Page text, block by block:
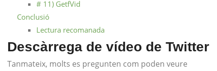
# 11) GetfVid
Conclusió
Lectura recomanada
Descàrrega de vídeo de Twitter
Tanmateix, molts es pregunten com poden veure